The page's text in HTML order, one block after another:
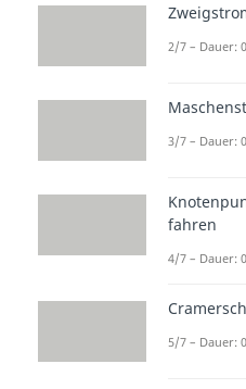
2/7 – Dauer:
3/7 – Dauer:
fahren
4/7 – Dauer:
5/7 – Dauer: